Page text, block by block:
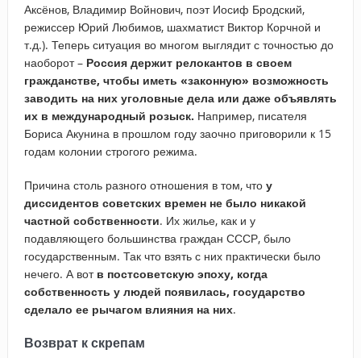
Аксёнов, Владимир Войнович, поэт Иосиф Бродский,
режиссер Юрий Любимов, шахматист Виктор Корчной и
т.д.). Теперь ситуация во многом выглядит с точностью до
наоборот – Россия держит релокантов в своем
гражданстве, чтобы иметь «законную» возможность
заводить на них уголовные дела или даже объявлять
их в международный розыск. Например, писателя
Бориса Акунина в прошлом году заочно приговорили к 15
годам колонии строгого режима.
Причина столь разного отношения в том, что у
диссидентов советских времен не было никакой
частной собственности. Их жилье, как и у
подавляющего большинства граждан СССР, было
государственным. Так что взять с них практически было
нечего. А вот в постсоветскую эпоху, когда
собственность у людей появилась, государство
сделало ее рычагом влияния на них.
Возврат к скрепам